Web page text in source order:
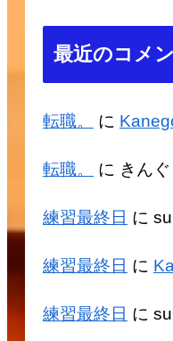
最近のコメ
転職。 に
転職。 に きんぐ
練習最終日 に
練習最終日 に
練習最終日 に